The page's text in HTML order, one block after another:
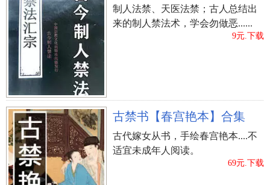
：表明维持、思索、室内空间。
许姓男孩取名经典案例
看了许姓男星起名字，爸爸妈妈们还不知道该怎
样给自己孩子起名字得话，那么就再讨论一下我剖
析的许姓男孩取名实例。
许宬羲
姓式： 许
性別： 男
制人法禁、天医法禁；古人总结出
来的制人禁法术，学会勿做恶......
9元.下载
古禁书【春宫艳本】合集
古代嫁女从书，手绘春宫艳本....不
适宜未成年人阅读。
69元.下载